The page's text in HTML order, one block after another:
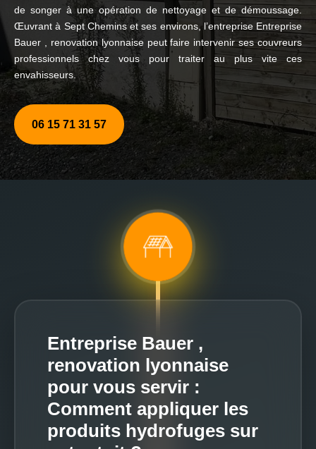
de songer à une opération de nettoyage et de démoussage.
Œuvrant à Sept Chemins et ses environs, l’entreprise Entreprise
Bauer , renovation lyonnaise peut faire intervenir ses couvreurs
professionnels chez vous pour traiter au plus vite ces
envahisseurs.
06 15 71 31 57
Entreprise Bauer ,
renovation lyonnaise
pour vous servir :
Comment appliquer les
produits hydrofuges sur